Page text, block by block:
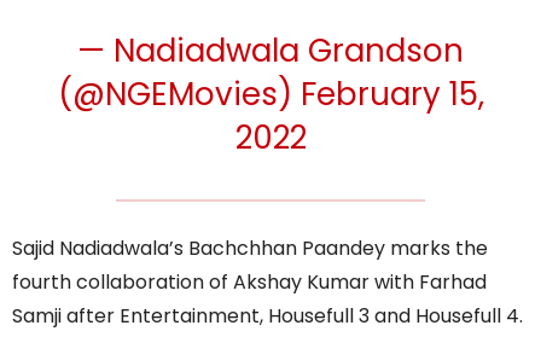
— Nadiadwala Grandson
(@NGEMovies) February 15,
2022
Sajid Nadiadwala’s Bachchhan Paandey marks the
fourth collaboration of Akshay Kumar with Farhad
Samji after Entertainment, Housefull 3 and Housefull 4.